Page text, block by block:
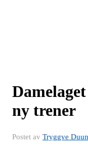
ny trener
Postet av Tryggve Duun